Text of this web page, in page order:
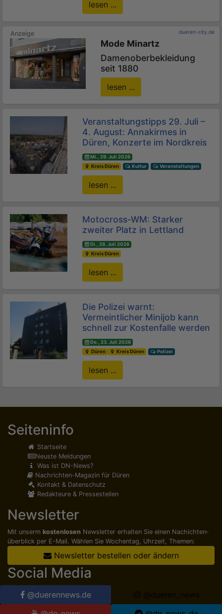
lesen ...
dueren-city.de
Mode Minartz
Damenoberbekleidung
seit 1880
lesen ...
Veranstaltungstipps 29. Juli –
4. August: Annakirmes in
Düren, Konzerte im Nordkreis
Mi., 29. Juli 2026
Kreis Düren
Kultur Veranstaltungen
lesen ...
Motocross-WM: Starker
zweiter Platz in Lettland
Di., 28. Juli 2026
Kreis Düren
lesen ...
Die Polizei warnt:
Vermeintlicher Minijob kann
schnell zur Kostenfalle werden
Do., 23. Juli 2026
Düren
Kreis Düren Polizei
lesen ...
Seiteninfo
Startseite
Neuste Meldungen
Was ist DN-News?
Nachrichten-Magazin für Düren
Kontakt & Datenschutz
Redakteure & Pressestellen
Newsletter
Mit unserm kostenlosen Newsletter erhalten Sie einen Nachichten­
überblick per E-Mail. Wählen Sie Wochentag, Uhrzeit, Themen:
Newsletter bestellen oder ändern
Social Media
@duerennews.de